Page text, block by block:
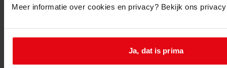
Meer informatie over cookies en privacy? Bekijk ons
Ja, dat is prima